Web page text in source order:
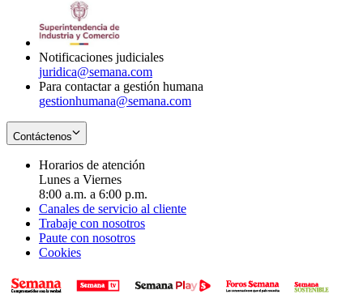
Notificaciones judiciales
juridica@semana.com
Para contactar a gestión humana
gestionhumana@semana.com
Contáctenos
Horarios de atención
Lunes a Viernes
8:00 a.m. a 6:00 p.m.
Canales de servicio al cliente
Trabaje con nosotros
Paute con nosotros
Cookies